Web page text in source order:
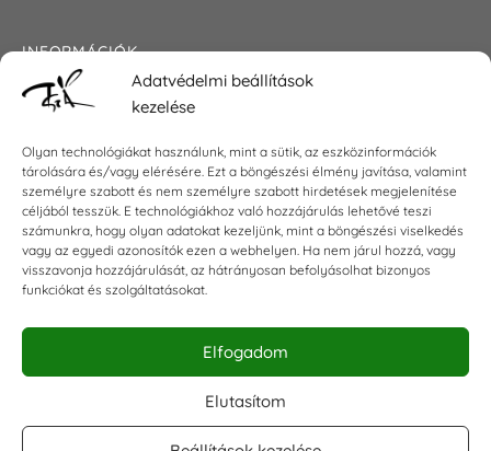
Adatvédelmi beállítások
kezelése
Olyan technológiákat használunk, mint a sütik, az eszközinformációk
tárolására és/vagy elérésére. Ezt a böngészési élmény javítása, valamint
személyre szabott és nem személyre szabott hirdetések megjelenítése
céljából tesszük. E technológiákhoz való hozzájárulás lehetővé teszi
számunkra, hogy olyan adatokat kezeljünk, mint a böngészési viselkedés
vagy az egyedi azonosítók ezen a webhelyen. Ha nem járul hozzá, vagy
visszavonja hozzájárulását, az hátrányosan befolyásolhat bizonyos
funkciókat és szolgáltatásokat.
Elfogadom
Elutasítom
INFORMÁCIÓK
Általános szerződési feltételek
Impresszum
KAPCSOLAT
E-mail:shop@torokszilvi.com
Telefon: +36 30 6767872
KÖZÖSSÉGI